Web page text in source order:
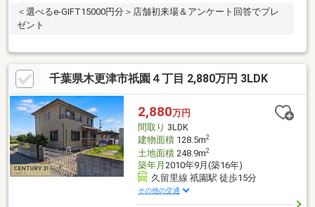
＜選べるe-GIFT15000円分＞店舗初来場＆アンケート回答でプレ
ゼント
千葉県木更津市祇園４丁目 2,880万円 3LDK
2,880万円
間取り 3LDK
建物面積128.5m2
土地面積248.9m2
築年月 2010年9月(築16年)
久留里線 祇園駅 徒歩15分
その他の交通